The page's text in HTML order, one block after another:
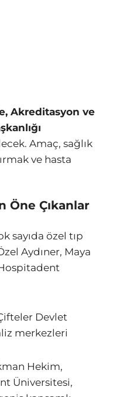
Akreditasyon ve
Amaç, sağlık
ve hasta
Öne Çıkanlar
sayıda özel tıp
Aydıner, Maya
Devlet
merkezleri
Hekim,
Üniversitesi,